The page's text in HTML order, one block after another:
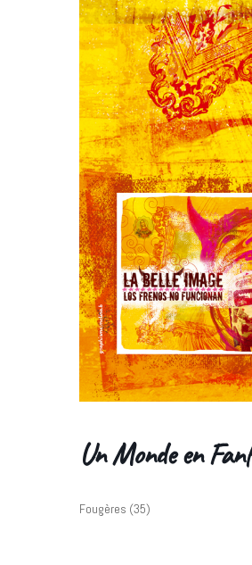
Un Monde en
Fougères (35)